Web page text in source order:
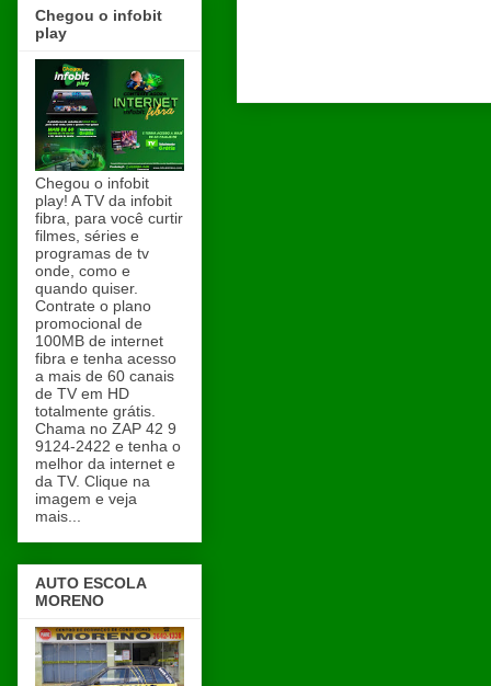
Chegou o infobit
play
Chegou o infobit
play! A TV da infobit
fibra, para você curtir
filmes, séries e
programas de tv
onde, como e
quando quiser.
Contrate o plano
promocional de
100MB de internet
fibra e tenha acesso
a mais de 60 canais
de TV em HD
totalmente grátis.
Chama no ZAP 42 9
9124-2422 e tenha o
melhor da internet e
da TV. Clique na
imagem e veja
mais...
AUTO ESCOLA
MORENO